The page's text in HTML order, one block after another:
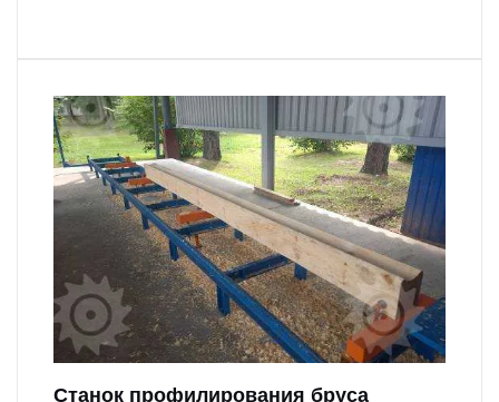
Станок профилирования бруса